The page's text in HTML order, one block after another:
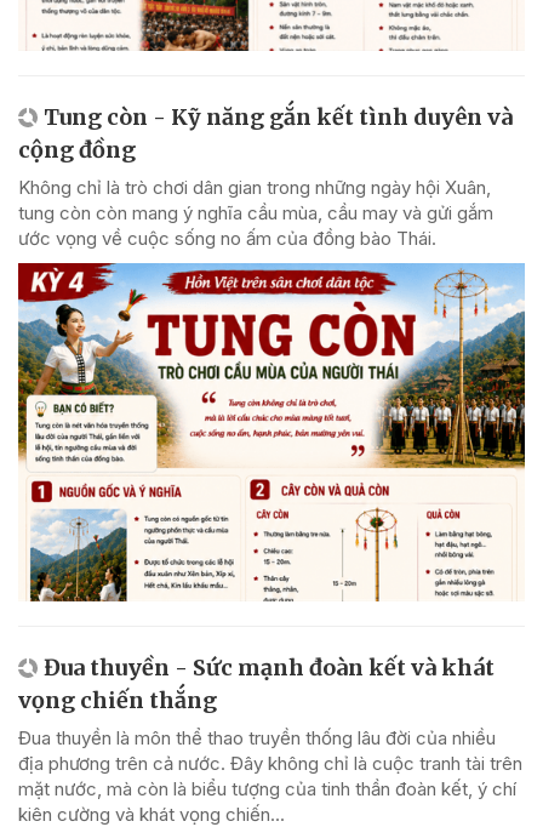
Tung còn - Kỹ năng gắn kết tình duyên và
cộng đồng
Không chỉ là trò chơi dân gian trong những ngày hội Xuân,
tung còn còn mang ý nghĩa cầu mùa, cầu may và gửi gắm
ước vọng về cuộc sống no ấm của đồng bào Thái.
Đua thuyền - Sức mạnh đoàn kết và khát
vọng chiến thắng
Đua thuyền là môn thể thao truyền thống lâu đời của nhiều
địa phương trên cả nước. Đây không chỉ là cuộc tranh tài trên
mặt nước, mà còn là biểu tượng của tinh thần đoàn kết, ý chí
kiên cường và khát vọng chiến...